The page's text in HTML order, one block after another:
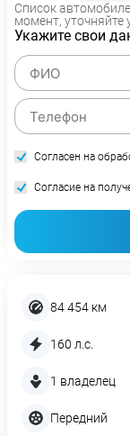
84 454 км
160 л.с.
1 владелец
Передний
Список
момент,
Укажите свои
Согласен на
Согласие на